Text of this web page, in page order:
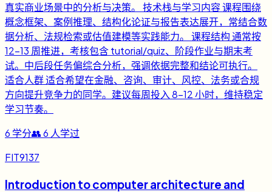
真实商业场景中的分析与决策。 技术栈与学习内容 课程围绕
概念框架、案例推理、结构化论证与报告表达展开，常结合数
据分析、法规检索或估值建模等实践能力。 课程结构 通常按
12-13 周推进，考核包含 tutorial/quiz、阶段作业与期末考
试。中后段任务偏综合分析，强调依据完整和结论可执行。
适合人群 适合希望在金融、咨询、审计、风控、法务或合规
方向提升竞争力的同学。建议每周投入 8-12 小时，维持稳定
学习节奏。
6 学分👥6 人学过
FIT9137
Introduction to computer architecture and